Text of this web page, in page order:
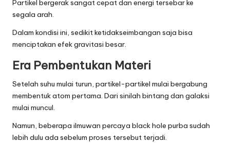
Partikel bergerak sangat cepat dan energi tersebar ke
segala arah.
Dalam kondisi ini, sedikit ketidakseimbangan saja bisa
menciptakan efek gravitasi besar.
Era Pembentukan Materi
Setelah suhu mulai turun, partikel-partikel mulai bergabung
membentuk atom pertama. Dari sinilah bintang dan galaksi
mulai muncul.
Namun, beberapa ilmuwan percaya black hole purba sudah
lebih dulu ada sebelum proses tersebut terjadi.